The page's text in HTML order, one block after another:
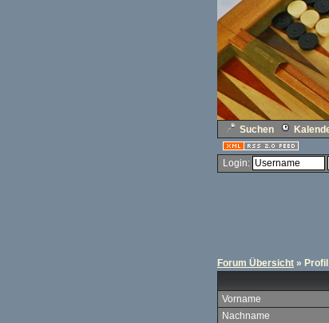
Suchen
Login:
Forum Übersicht »
Vorname
Nachname